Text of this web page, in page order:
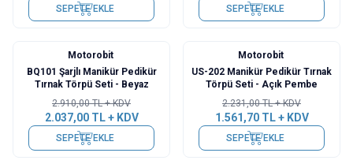
SEPETE EKLE SEPETE EKLE
Motorobit
BQ101 Şarjlı Manikür Pedikür
Tırnak Törpü Seti - Beyaz
2.910,00TL + KDV
2.037,00TL + KDV
SEPETE EKLE
Motorobit
US-202 Manikür Pedikür Tırnak
Törpü Seti - Açık Pembe
2.231,00TL + KDV
1.561,70TL + KDV
SEPETE EKLE